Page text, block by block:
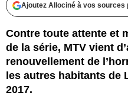
Ajoutez Allociné à vos sources
Contre toute attente et
de la série, MTV vient
renouvellement de
les autres habitants de
2017.